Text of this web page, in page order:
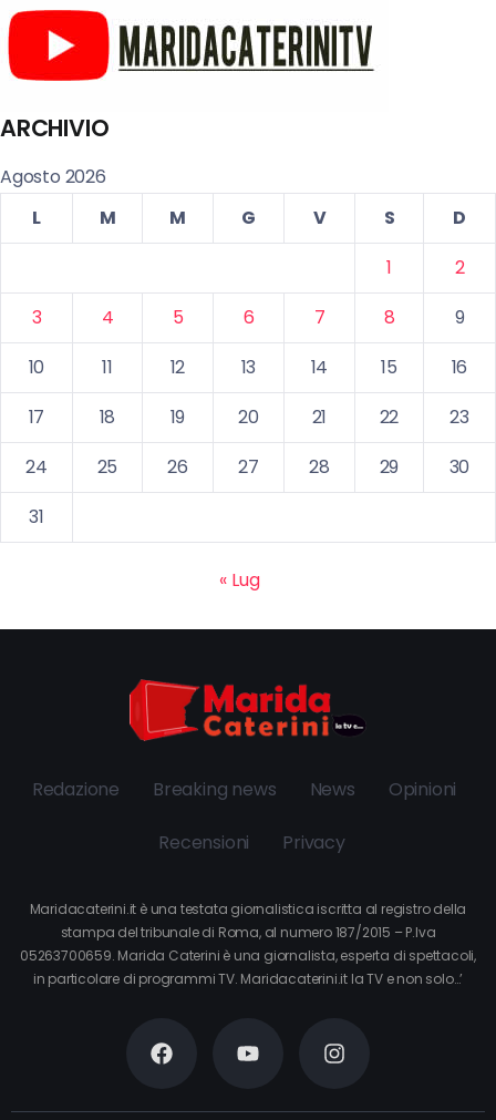
ARCHIVIO
Agosto 2026
L
M M G V S
D
1
2
3
4 5 6 7 8
9
10
11 12 13 14 15
16
17
18 19 20 21 22
23
24
25 26 27 28 29
30
31
« Lug
Redazione Breaking news News Opinioni
Recensioni Privacy
Maridacaterini.it è una testata giornalistica iscritta al registro della
stampa del tribunale di Roma, al numero 187/2015 – P.Iva
05263700659. Marida Caterini è una giornalista, esperta di spettacoli,
in particolare di programmi TV. Maridacaterini.it la TV e non solo…’